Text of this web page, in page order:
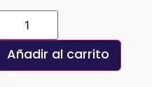
Añadir al carrito